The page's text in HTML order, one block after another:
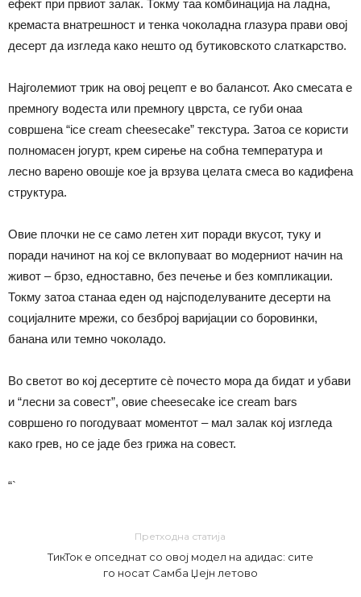
ефект при првиот залак. Токму таа комбинација на ладна,
кремаста внатрешност и тенка чоколадна глазура прави овој
десерт да изгледа како нешто од бутиковското слаткарство.
Најголемиот трик на овој рецепт е во балансот. Ако смесата е
премногу водеста или премногу цврста, се губи онаа
совршена “ice cream cheesecake” текстура. Затоа се користи
полномасен јогурт, крем сирење на собна температура и
лесно варено овошје кое ја врзува целата смеса во кадифена
структура.
Овие плочки не се само летен хит поради вкусот, туку и
поради начинот на кој се вклопуваат во модерниот начин на
живот – брзо, едноставно, без печење и без компликации.
Токму затоа станаа еден од најсподелуваните десерти на
социјалните мрежи, со безброј варијации со боровинки,
банана или темно чоколадо.
Во светот во кој десертите сè почесто мора да бидат и убави
и “лесни за совест”, овие cheesecake ice cream bars
совршено го погодуваат моментот – мал залак кој изгледа
како грев, но се јаде без грижа на совест.
“`
Претходна статија
ТикТок е опседнат со овој модел на адидас: сите
го носат Самба Џејн летово